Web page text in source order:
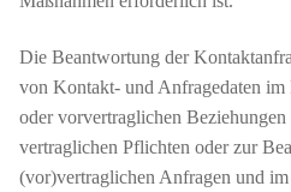
Die Beantwortung der
von Kontakt- und Anfragedaten im
oder vorvertraglichen
vertraglichen Pflichten oder zur
(vor)vertraglichen Anfragen und